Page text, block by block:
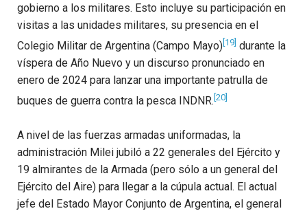
gobierno a los militares. Esto incluye su participación en
visitas a las unidades militares, su presencia en el
Colegio Militar de Argentina (Campo Mayo) [19] durante la
víspera de Año Nuevo y un discurso pronunciado en
enero de 2024 para lanzar una importante patrulla de
buques de guerra contra la pesca INDNR. [20]
A nivel de las fuerzas armadas uniformadas, la
administración Milei jubiló a 22 generales del Ejército y
19 almirantes de la Armada (pero sólo a un general del
Ejército del Aire) para llegar a la cúpula actual. El actual
jefe del Estado Mayor Conjunto de Argentina, el general